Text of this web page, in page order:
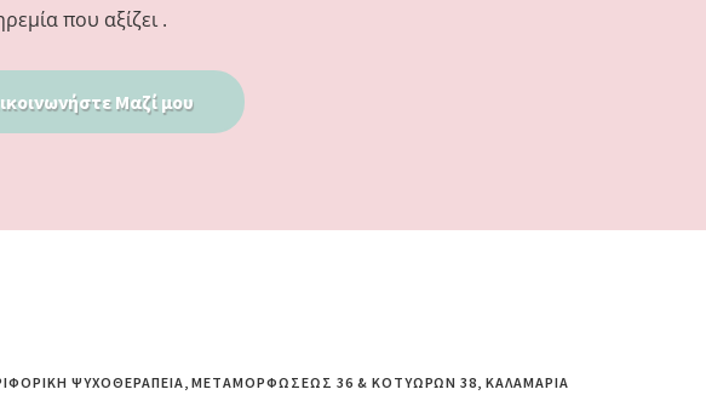
που αξίζει .
Μαζί μου
ΨΥΧΟΘΕΡΑΠΕΊΑ, ΜΕΤΑΜΟΡΦΏΣΕΩΣ 36 & ΚΟΤΥΏΡΩΝ 38, ΚΑΛΑΜΑΡΙΆ